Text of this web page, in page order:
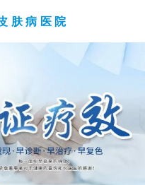
肤病医院